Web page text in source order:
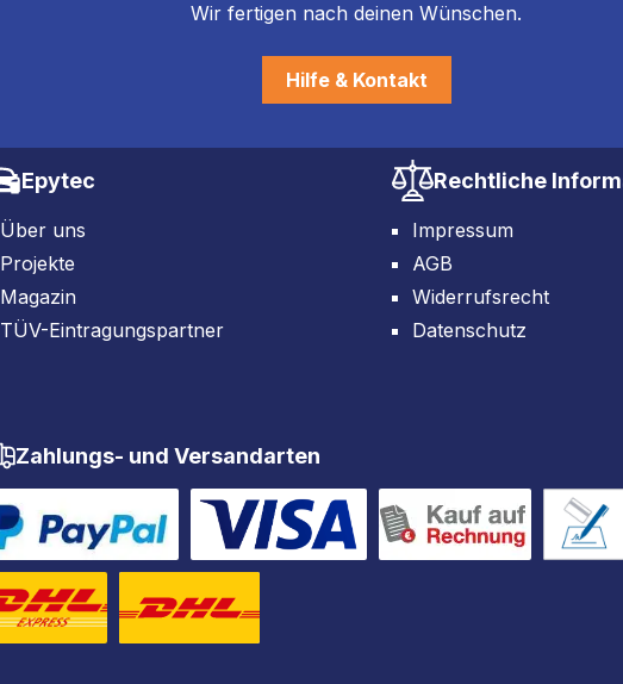
Wir fertigen nach deinen Wünschen.
Hilfe & Kontakt
Epytec
Über uns
Projekte
Magazin
TÜV-Eintragungspartner
Rechtliche
Impressum
AGB
Widerrufsrecht
Datenschutz
Zahlungs- und Versandarten